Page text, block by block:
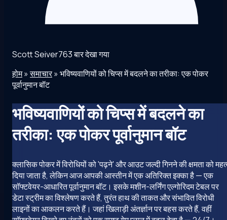
Scott Seiver763 बार देखा गया
होम»समाचार»भविष्यवाणियों को चिप्स में बदलने का तरीका: एक पोकर
पूर्वानुमान बॉट
भविष्यवाणियों को चिप्स में बदलने का
तरीका: एक पोकर पूर्वानुमान बॉट
क्लासिक पोकर में विरोधियों को 'पढ़ने' और आउट जल्दी गिनने की क्षमता को
दिया जाता है, लेकिन आज आपकी आस्तीन में एक अतिरिक्त इक्का है — एक
सॉफ्टवेयर-आधारित पूर्वानुमान बॉट। इसके मशीन-लर्निंग एल्गोरिदम टेबल पर
डेटा स्ट्रीम का विश्लेषण करते हैं, तुरंत हाथ की ताकत और संभावित विरोधी
लाइनों का आकलन करते हैं। जहां खिलाड़ी अंतर्ज्ञान पर बहस करते हैं, वहीं